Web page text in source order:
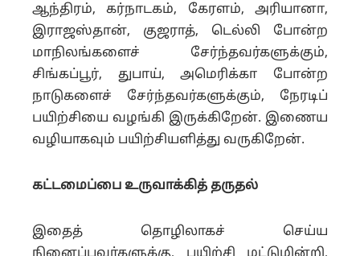
ஆந்திரம், கர்நாடகம், கேரளம், அரியானா,
இராஜஸ்தான், குஜராத், டெல்லி போன்ற
மாநிலங்களைச் சேர்ந்தவர்களுக்கும்,
சிங்கப்பூர், துபாய், அமெரிக்கா போன்ற
நாடுகளைச் சேர்ந்தவர்களுக்கும், நேரடிப்
பயிற்சியை வழங்கி இருக்கிறேன். இணைய
வழியாகவும் பயிற்சியளித்து வருகிறேன்.
கட்டமைப்பை உருவாக்கித் தருதல்
இதைத் தொழிலாகச் செய்ய